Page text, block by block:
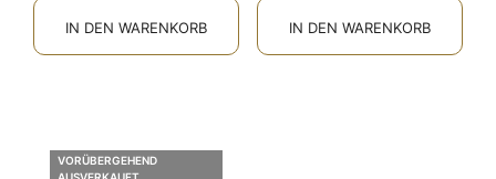
IN DEN WARENKORB IN DEN WARENKORB
VORÜBERGEHEND